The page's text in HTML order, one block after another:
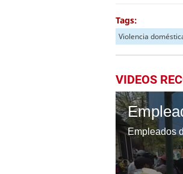
Tags:
Violencia
VIDEOS